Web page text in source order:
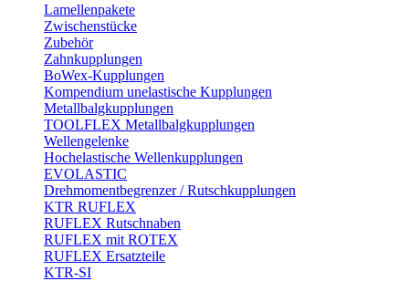
Lamellenpakete
Zwischenstücke
Zubehör
Zahnkupplungen
BoWex-Kupplungen
Kompendium unelastische Kupplungen
Metallbalgkupplungen
TOOLFLEX Metallbalgkupplungen
Wellengelenke
Hochelastische Wellenkupplungen
EVOLASTIC
Drehmomentbegrenzer / Rutschkupplungen
KTR RUFLEX
RUFLEX Rutschnaben
RUFLEX mit ROTEX
RUFLEX Ersatzteile
KTR-SI